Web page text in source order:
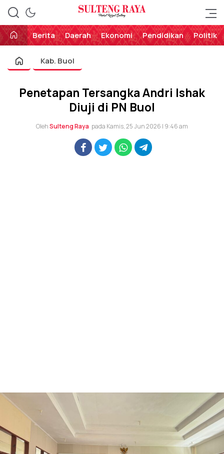
Sulteng Raya
Perekat Rakyat Sulteng
Berita
Daerah Ekonomi Pendidikan Politik
Kab. Buol
Penetapan Tersangka Andri Ishak
Diuji di PN Buol
OlehSulteng Raya pada Kamis, 25 Jun 2026 | 9:46 am